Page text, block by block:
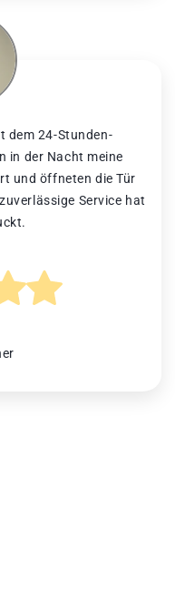
dem 24-Stunden-
in der Nacht meine
und öffneten die Tür
Service hat